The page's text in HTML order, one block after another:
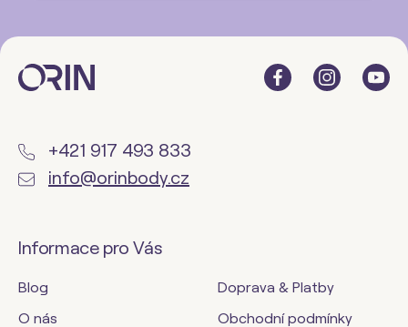
+421 917 493 833
info@orinbody.cz
Informace pro Vás
Blog
O nás
Doprava & Platby
Obchodní podmínky